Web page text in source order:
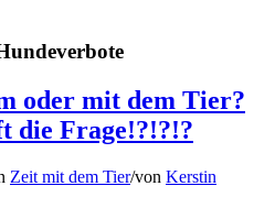
oder mit dem Tier?
die Frage!?!?!?
Zeit mit dem Tier/von Kerstin